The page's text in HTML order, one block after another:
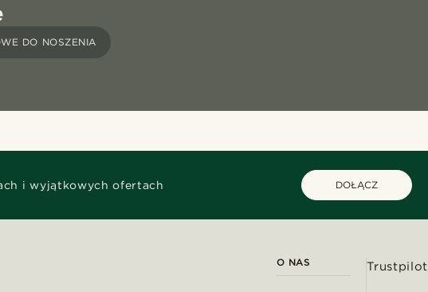
DO NOSZENIA
i wyjątkowych ofertach DOŁĄCZ
O NAS Trustpilot